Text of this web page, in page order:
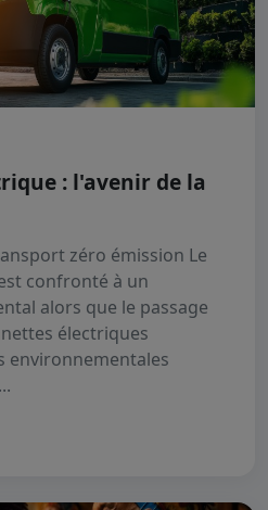
: l'avenir de la
zéro émission Le
confronté à un
alors que le passage
électriques
environnementales